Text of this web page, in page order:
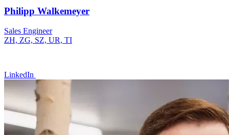
Philipp Walkemeyer
Sales Engineer
ZH, ZG, SZ, UR, TI
LinkedIn